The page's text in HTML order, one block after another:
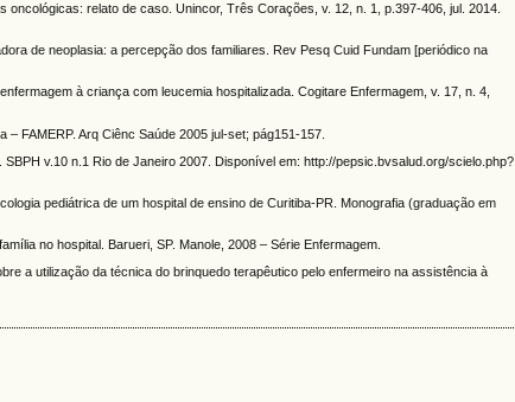
relato de caso. Unincor, Três Corações, v. 12, n. 1, p.397-406, jul. 2014.
de neoplasia: a percepção dos familiares. Rev Pesq Cuid Fundam [periódico na
à criança com leucemia hospitalizada. Cogitare Enfermagem, v. 17, n. 4,
FAMERP. Arq Ciênc Saúde 2005 jul-set; pág151-157.
v.10 n.1 Rio de Janeiro 2007. Disponível em: http://pepsic.bvsalud.org/scielo.php?
pediátrica de um hospital de ensino de Curitiba-PR. Monografia (graduação em
no hospital. Barueri, SP. Manole, 2008 – Série Enfermagem.
a utilização da técnica do brinquedo terapêutico pelo enfermeiro na assistência à